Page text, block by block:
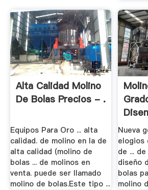
Alta Calidad Molino
De Bolas Precios - .
Equipos Para Oro ... alta
calidad. de molino en la de
alta calidad (molino de
bolas ... de molinos en
venta. puede ser llamado
molino de bolas.Este tipo ...
Nueva
elogios
de ...
diseño
bolas
molino